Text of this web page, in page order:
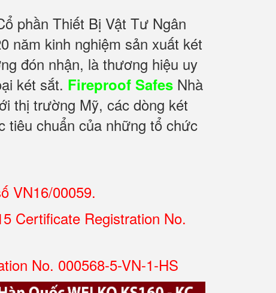
phần Thiết Bị Vật Tư Ngân
năm kinh nghiệm sản xuất két
đón nhận, là thương hiệu uy
két sắt. Fireproof Safes Nhà
thị trường Mỹ, các dòng két
tiêu chuẩn của những tổ chức
VN16/00059.
Certificate Registration No.
No. 000568-5-VN-1-HS